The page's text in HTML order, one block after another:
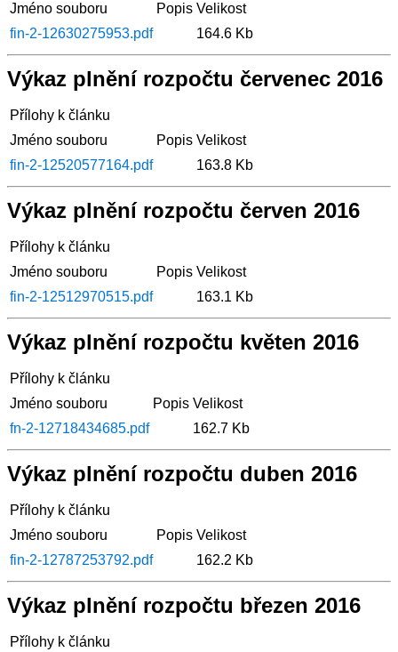
Jméno souboru
Popis Velikost
fin-2-12630275953.pdf
164.6 Kb
Výkaz plnění rozpočtu červenec 2016
Přílohy k článku
Jméno souboru
Popis Velikost
fin-2-12520577164.pdf
163.8 Kb
Výkaz plnění rozpočtu červen 2016
Přílohy k článku
Jméno souboru
Popis Velikost
fin-2-12512970515.pdf
163.1 Kb
Výkaz plnění rozpočtu květen 2016
Přílohy k článku
Jméno souboru
Popis Velikost
fn-2-12718434685.pdf
162.7 Kb
Výkaz plnění rozpočtu duben 2016
Přílohy k článku
Jméno souboru
Popis Velikost
fin-2-12787253792.pdf
162.2 Kb
Výkaz plnění rozpočtu březen 2016
Přílohy k článku